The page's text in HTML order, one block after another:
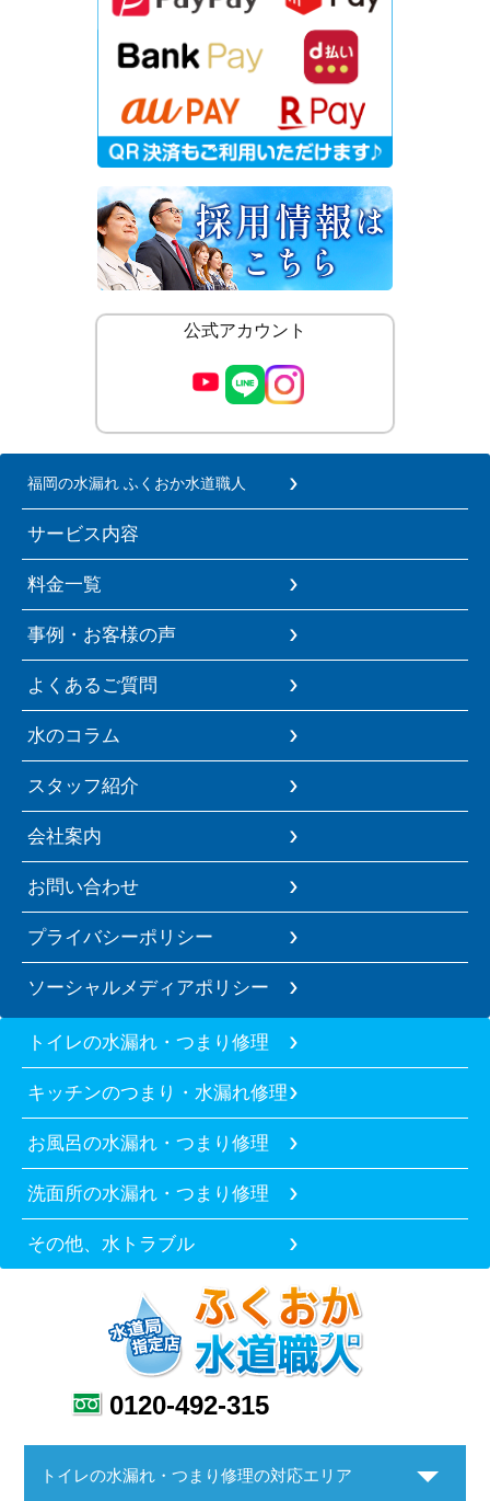
公式アカウント
福岡の水漏れ ふくおか水道職人
サービス内容
料金一覧
事例・お客様の声
よくあるご質問
水のコラム
スタッフ紹介
会社案内
お問い合わせ
プライバシーポリシー
ソーシャルメディアポリシー
トイレの水漏れ・つまり修理
キッチンのつまり・水漏れ修理
お風呂の水漏れ・つまり修理
洗面所の水漏れ・つまり修理
その他、水トラブル
0120-492-315
トイレの水漏れ・つまり修理の対応エリア